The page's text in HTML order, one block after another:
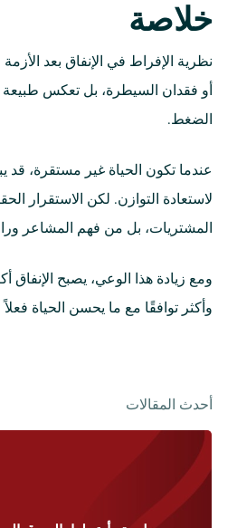
خلاصة
نظرية الإفراط في الإنفاق بعد
أو فقدان السيطرة، بل تعكس
الضغط.
عندما تكون الحياة غير مستقرة، قد
لاستعادة التوازن. لكن الاستقرار
المشتريات، بل من فهم المشاعر
ومع زيادة هذا الوعي، يصبح الإنفاق
وأكثر توافقًا مع ما يحسن الحياة
أحدث المقالات